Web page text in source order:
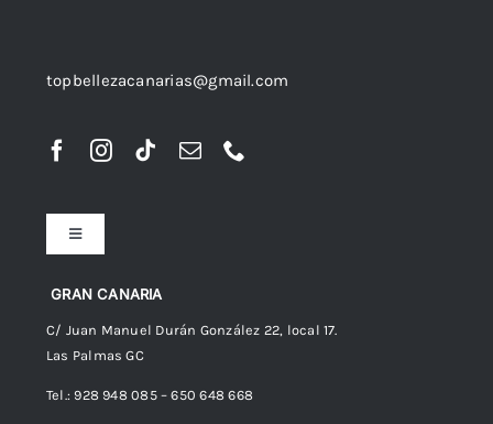
topbellezacanarias@gmail.com
GRAN CANARIA
C/ Juan Manuel Durán González 22, local 17.
Las Palmas GC
Tel.: 928 948 085 – 650 648 668
Toggle
Navigation
Preguntas frecuentes
Envíos